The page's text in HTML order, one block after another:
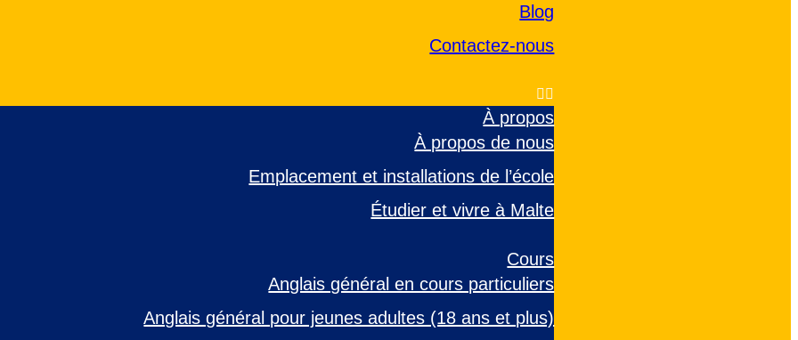
Blog
Contactez-nous
À propos
À propos de nous
Emplacement et installations de l’école
Étudier et vivre à Malte
Cours
Anglais général en cours particuliers
Anglais général pour jeunes adultes (18 ans et plus)